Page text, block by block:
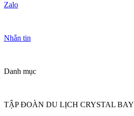
Zalo
Nhắn tin
Danh mục
TẬP ĐOÀN DU LỊCH CRYSTAL BAY